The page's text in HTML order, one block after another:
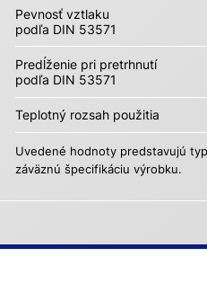
Pevnosť vztlaku
podľa DIN 53571
Predĺženie pri pretrhnutí
podľa DIN 53571
Teplotný rozsah použitia
Uvedené hodnoty predstavujú
záväznú špecifikáciu výrobku.